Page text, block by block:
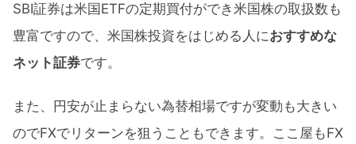
SBI証券は米国ETFの定期買付ができ米国株の取扱数も
豊富ですので、米国株投資をはじめる人におすすめな
ネット証券です。
また、円安が止まらない為替相場ですが変動も大きい
のでFXでリターンを狙うこともできます。ここ屋もFX